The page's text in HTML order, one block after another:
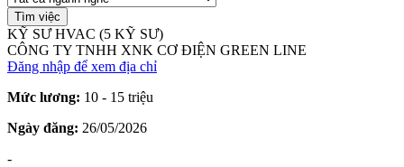
KỸ SƯ HVAC (5 KỸ SƯ)
CÔNG TY TNHH XNK CƠ ĐIỆN GREEN LINE
Đăng nhập để xem địa chỉ
Mức lương: 10 - 15 triệu
Ngày đăng: 26/05/2026
-